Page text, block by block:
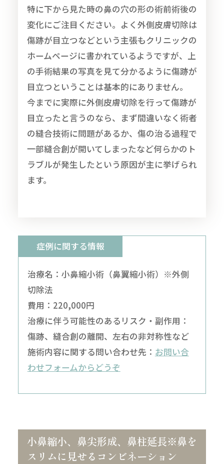
特に下から見た時の鼻の穴の形の術前術後の
変化にご注目ください。よく外側皮膚切除は
傷跡が目立つなどという主張もクリニックの
ホームページに書かれているようですが、上
の手術結果の写真を見て分かるように傷跡が
目立つということは基本的にありません。
今までに実際に外側皮膚切除を行って傷跡が
目立ったと言うのなら、まず間違いなく術者
の縫合技術に問題があるか、傷の治る過程で
一部縫合創が開いてしまったなど何らかのト
ラブルが発生したという原因が主に挙げられ
ます。
症例に関する情報
治療名：小鼻縮小術（鼻翼縮小術）※外側
切除法
費用：220,000円
治療に伴う可能性のあるリスク・副作用：
傷跡、縫合創の離開、左右の非対称性など
施術内容に関する問い合わせ先： お問い合
わせフォームからどうぞ
小鼻縮小、鼻尖形成、鼻柱延長※鼻を
スリムに見せるコンビネーション